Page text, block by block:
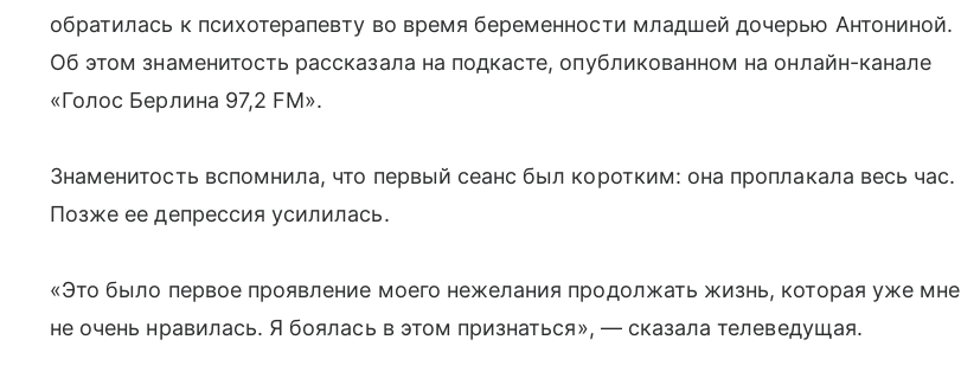
обратилась к психотерапевту во время беременности младшей дочерью Антониной.
Об этом знаменитость рассказала на подкасте, опубликованном на онлайн-канале
«Голос Берлина 97,2 FM».
Знаменитость вспомнила, что первый сеанс был коротким: она проплакала весь час.
Позже ее депрессия усилилась.
«Это было первое проявление моего нежелания продолжать жизнь, которая уже мне
не очень нравилась. Я боялась в этом признаться», — сказала телеведущая.